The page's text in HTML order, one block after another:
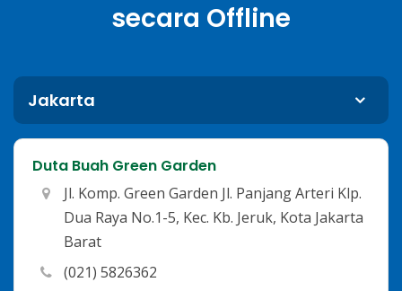
secara Offline
Jakarta
Duta Buah Green Garden
Jl. Komp. Green Garden Jl. Panjang Arteri Klp.
Dua Raya No.1-5, Kec. Kb. Jeruk, Kota Jakarta
Barat
(021) 5826362